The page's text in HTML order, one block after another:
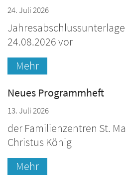
24. Juli 2026
24.08.2026 vor
Mehr
Neues Programmheft
13. Juli 2026
der Familienzentren St.
Christus König
Mehr